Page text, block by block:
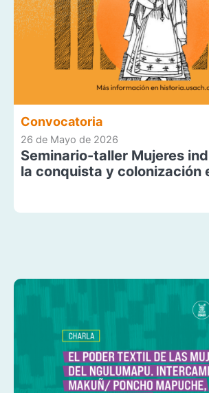
Convocatoria
26 de Mayo de 2026
Seminario-taller Mujeres
la conquista y colonización